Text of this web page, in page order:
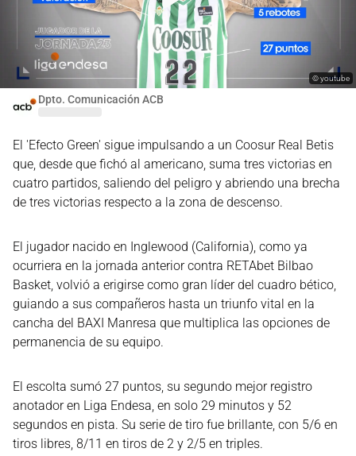
Dpto. Comunicación ACB
©youtube
El 'Efecto Green' sigue impulsando a un Coosur Real Betis
que, desde que fichó al americano, suma tres victorias en
cuatro partidos, saliendo del peligro y abriendo una brecha
de tres victorias respecto a la zona de descenso.
El jugador nacido en Inglewood (California), como ya
ocurriera en la jornada anterior contra RETAbet Bilbao
Basket, volvió a erigirse como gran líder del cuadro bético,
guiando a sus compañeros hasta un triunfo vital en la
cancha del BAXI Manresa que multiplica las opciones de
permanencia de su equipo.
El escolta sumó 27 puntos, su segundo mejor registro
anotador en Liga Endesa, en solo 29 minutos y 52
segundos en pista. Su serie de tiro fue brillante, con 5/6 en
tiros libres, 8/11 en tiros de 2 y 2/5 en triples.